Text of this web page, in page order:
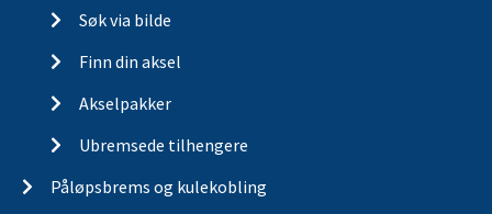
Søk via bilde
Finn din aksel
Akselpakker
Ubremsede tilhengere
Påløpsbrems og kulekobling